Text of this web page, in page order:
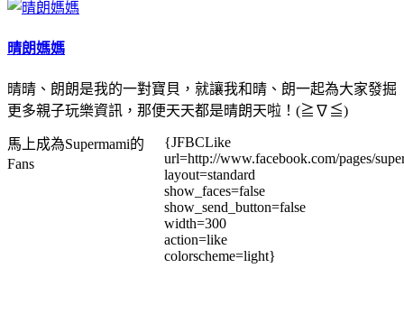
晴朗媽媽
晴晴、朗朗是我的一對寶貝，就讓我和晴、朗一起為大家發掘
更多親子玩樂資訊，那便天天都是晴朗天啦！(≧∇≦)
馬上成為Supermami的
Fans
{JFBCLike
url=http://www.facebook.com/pages/
layout=standard
show_faces=false
show_send_button=false
width=300
action=like
colorscheme=light}